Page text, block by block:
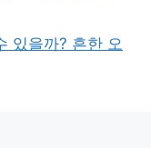
있을까? 흔한 오